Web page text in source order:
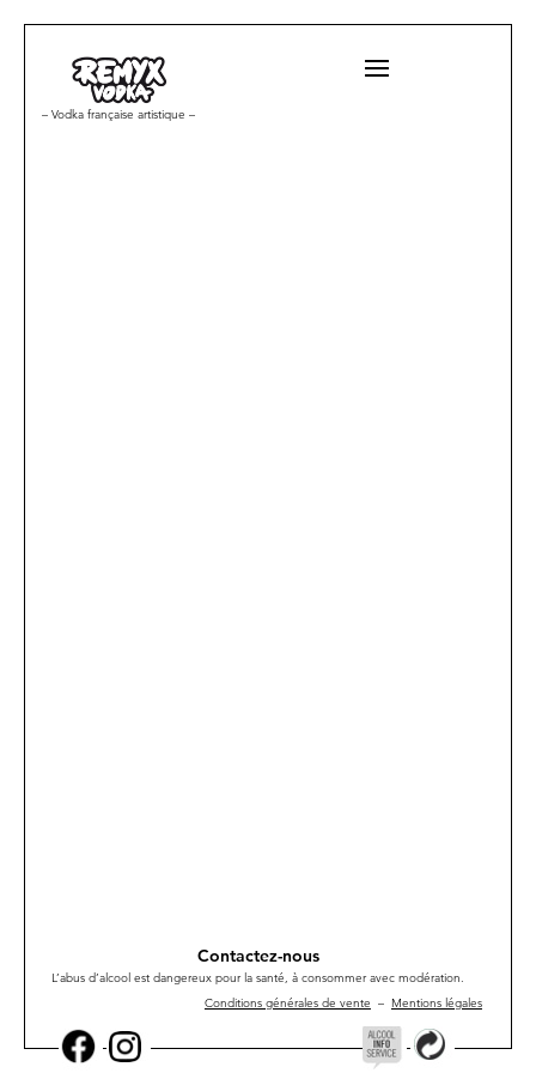
– Vodka française artistique –
Contactez-nous
L’abus d’alcool est dangereux pour la santé, à consommer avec modération.
Conditions générales de vente – Mentions légales